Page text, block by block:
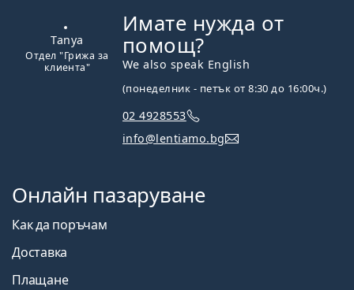
Имате нужда от
помощ?
We also speak English
(понеделник - петък от 8:30 до 16:00ч.)
02 4928553
info@lentiamo.bg
Онлайн пазаруване
Как да поръчам
Доставка
Плащане